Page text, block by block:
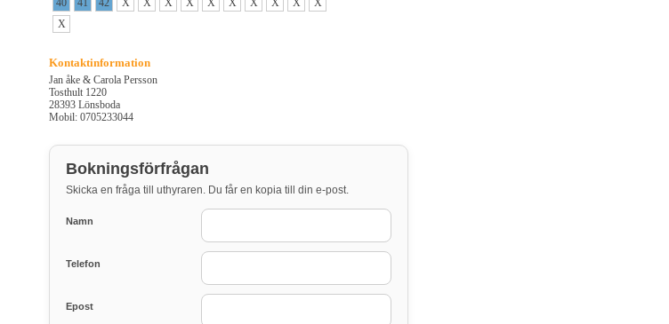
40
41 42 X X X X X X X X X
X
X
Kontaktinformation
Jan åke & Carola Persson
Tosthult 1220
28393 Lönsboda
Mobil: 0705233044
Bokningsförfrågan
Skicka en fråga till uthyraren. Du får en kopia till din e-post.
Namn
Telefon
Epost